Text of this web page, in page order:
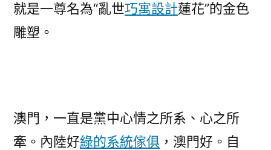
就是一尊名為“亂世巧寓設計蓮花”的金色
雕塑。
澳門，一直是黨中心情之所系、心之所
牽。內陸好綠的系統傢俱 ，澳門好。自